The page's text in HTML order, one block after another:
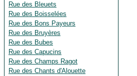
Rue des Bleuets
Rue des Boisselées
Rue des Bons Payeurs
Rue des Bruyères
Rue des Bubes
Rue des Capucins
Rue des Champs Ragot
Rue des Chants d'Alouette